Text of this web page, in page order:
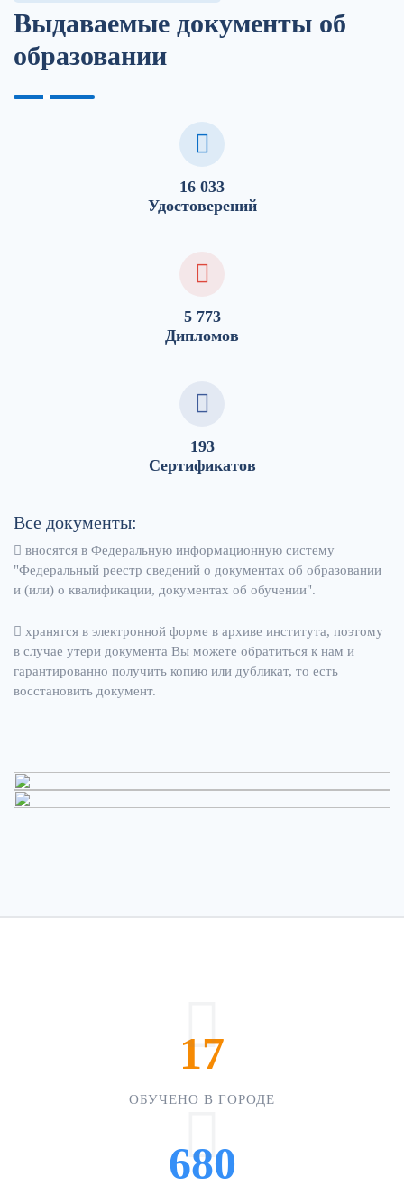
Выдаваемые документы об
образовании
16 033
Удостоверений
5 773
Дипломов
193
Сертификатов
Все документы:
вносятся в Федеральную информационную систему
"Федеральный реестр сведений о документах об образовании
и (или) о квалификации, документах об обучении".
хранятся в электронной форме в архиве института, поэтому
в случае утери документа Вы можете обратиться к нам и
гарантированно получить копию или дубликат, то есть
восстановить документ.
17
ОБУЧЕНО В ГОРОДЕ
680